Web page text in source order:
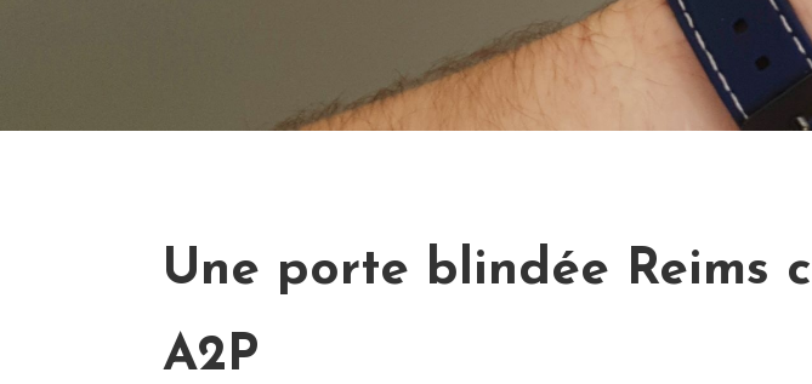
Une porte blindée Reims
A2P